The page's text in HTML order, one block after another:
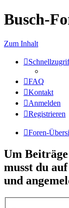
Busch-
Zum Inhalt
FAQ
Kontakt
Anmelden
Registrieren
Foren-
Um
musst du
und